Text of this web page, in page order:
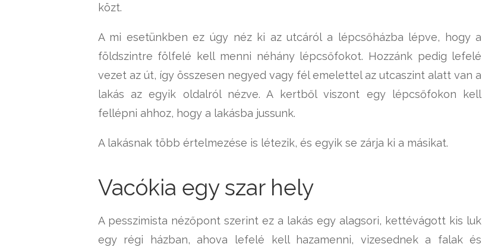
közt.
A mi esetünkben ez úgy néz ki az utcáról a lépcsőházba lépve, hogy a
földszintre fölfelé kell menni néhány lépcsőfokot. Hozzánk pedig lefelé
vezet az út, így összesen negyed vagy fél emelettel az utcaszint alatt van a
lakás az egyik oldalról nézve. A kertből viszont egy lépcsőfokon kell
fellépni ahhoz, hogy a lakásba jussunk.
A lakásnak több értelmezése is létezik, és egyik se zárja ki a másikat.
Vacókia egy szar hely
A pesszimista nézőpont szerint ez a lakás egy alagsori, kettévágott kis luk
egy régi házban, ahova lefelé kell hazamenni, vizesednek a falak és